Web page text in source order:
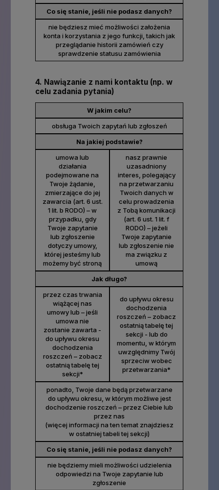
Co się stanie, jeśli nie podasz danych?
nie będziesz mieć możliwości założenia
konta i korzystania z jego funkcji, takich jak
przeglądanie historii zamówień czy
sprawdzenie statusu zamówienia
4. Nawiązanie z nami kontaktu (np. w
celu zadania pytania)
W jakim celu?
obsługa Twoich zapytań lub zgłoszeń
Na jakiej podstawie?
umowa lub
działania
podejmowane na
Twoje żądanie,
zmierzające do jej
zawarcia (art. 6 ust.
1 lit. b RODO) – w
przypadku, gdy
Twoje zapytanie
lub zgłoszenie
dotyczy umowy,
której jesteśmy lub
możemy być stroną
nasz prawnie
uzasadniony
interes, polegający
na przetwarzaniu
Twoich danych w
celu prowadzenia
z Tobą komunikacji
(art. 6 ust. 1 lit. f
RODO) – jeżeli
Twoje zapytanie
lub zgłoszenie nie
ma związku z
umową
Jak długo?
przez czas trwania
wiążącej nas
umowy lub – jeśli
umowa nie
zostanie zawarta -
do upływu okresu
dochodzenia
roszczeń – zobacz
ostatnią tabelę tej
sekcji*
do upływu okresu
dochodzenia
roszczeń – zobacz
ostatnią tabelę tej
sekcji - lub do
momentu, w którym
uwzględnimy Twój
sprzeciw wobec
przetwarzania*
ponadto, Twoje dane będą przetwarzane
do upływu okresu, w którym możliwe jest
dochodzenie roszczeń – przez Ciebie lub
przez nas
(więcej informacji na ten temat znajdziesz
w ostatniej tabeli tej sekcji)
Co się stanie, jeśli nie podasz danych?
nie będziemy mieli możliwości udzielenia
odpowiedzi na Twoje zapytanie lub
zgłoszenie